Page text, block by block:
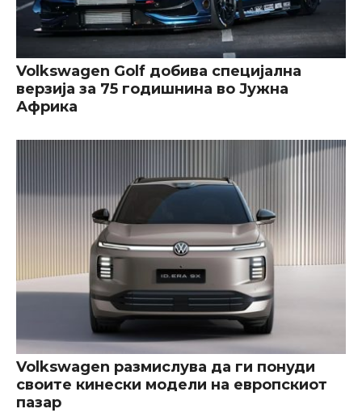
Volkswagen Golf добива специјална
верзија за 75 годишнина во Јужна
Африка
Volkswagen размислува да ги понуди
своите кинески модели на европскиот
пазар